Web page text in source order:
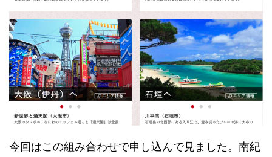
今回はこの組み合わせで申し込んで見ました。南紀